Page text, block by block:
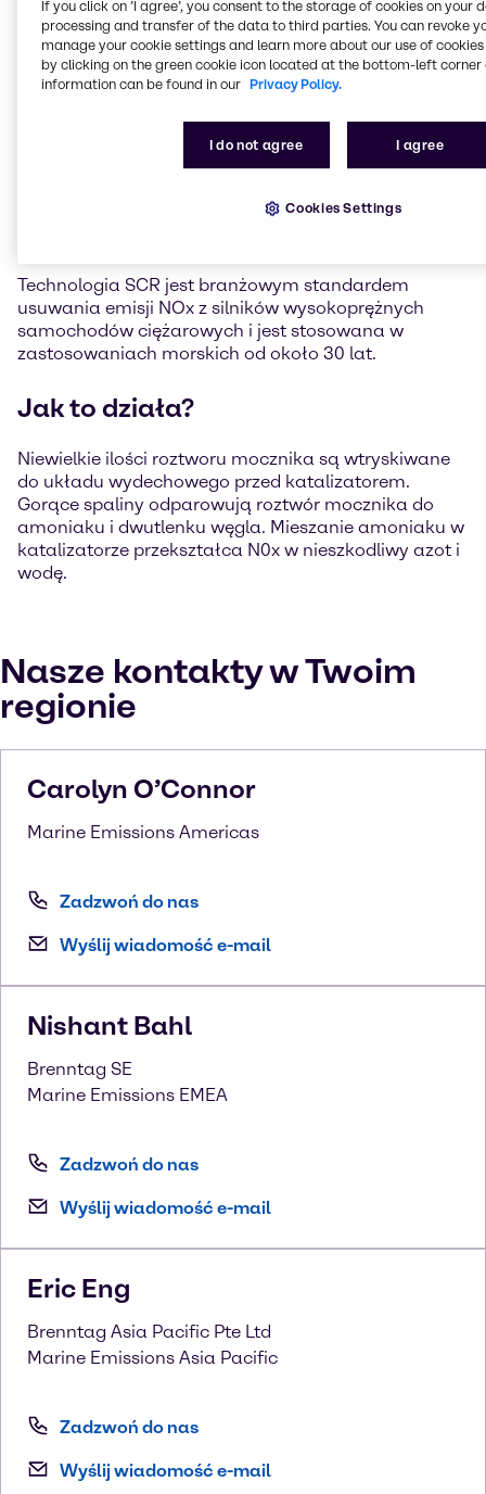
sposób przekształcania tlenków azotu w spalinach
za pomocą katalizatora w azot dwuatomowy i wodę.
Wykorzystanie morskiej technologii SCR pozwala na
osiągnięcie limitów emisji IMO Tier III.
Morskie systemy SCR zazwyczaj wykorzystują 40%
roztwór mocznika i mogą usuwać do 99% emisji NOx.
Technologia i infrastruktura SCR jest dobrze
szeregu zastosowań, w tym w redukcji NOx z
Technologia SCR jest branżowym standardem
usuwania emisji NOx z silników wysokoprężnych
samochodów ciężarowych i jest stosowana w
zastosowaniach morskich od około 30 lat.
Jak to działa?
Niewielkie ilości roztworu mocznika są wtryskiwane
do układu wydechowego przed katalizatorem.
Gorące spaliny odparowują roztwór mocznika do
amoniaku i dwutlenku węgla. Mieszanie amoniaku w
katalizatorze przekształca N0x w nieszkodliwy azot i
wodę.
Nasze kontakty w Twoim
regionie
Carolyn O’Connor
Marine Emissions Americas
Zadzwoń do nas
Wyślij wiadomość e-mail
Nishant Bahl
Brenntag SE
Marine Emissions EMEA
Zadzwoń do nas
Wyślij wiadomość e-mail
Eric Eng
Brenntag Asia Pacific Pte Ltd
Marine Emissions Asia Pacific
Zadzwoń do nas
Wyślij wiadomość e-mail
If you click on ’I agree’, you consent to the storage of cookies on your
processing and transfer of the data to third parties. You can revoke
manage your cookie settings and learn more about our use of cookies
by clicking on the green cookie icon located at the bottom-left corner
information can be found in our Privacy Policy.
I do not agree I agree
Cookies Settings